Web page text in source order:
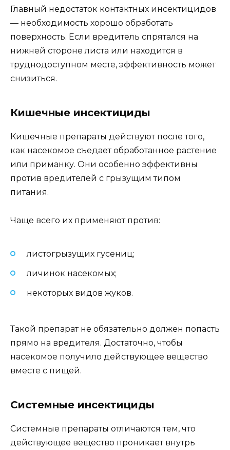
Главный недостаток контактных инсектицидов
— необходимость хорошо обработать
поверхность. Если вредитель спрятался на
нижней стороне листа или находится в
труднодоступном месте, эффективность может
снизиться.
Кишечные инсектициды
Кишечные препараты действуют после того,
как насекомое съедает обработанное растение
или приманку. Они особенно эффективны
против вредителей с грызущим типом
питания.
Чаще всего их применяют против:
листогрызущих гусениц;
личинок насекомых;
некоторых видов жуков.
Такой препарат не обязательно должен попасть
прямо на вредителя. Достаточно, чтобы
насекомое получило действующее вещество
вместе с пищей.
Системные инсектициды
Системные препараты отличаются тем, что
действующее вещество проникает внутрь